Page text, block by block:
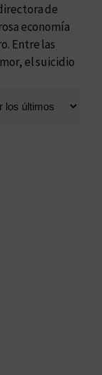
de
economía
Entre las
el suicidio